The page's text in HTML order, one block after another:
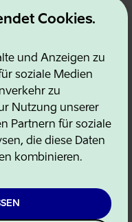
Cookies.
und Anzeigen zu
soziale Medien
zu
Nutzung unserer
Partnern für soziale
die diese Daten
kombinieren.